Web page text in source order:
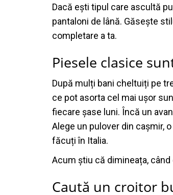
Dacă ești tipul care ascultă
pantaloni de lână. Găsește
completare a ta.
Piesele clasice
După mulți bani cheltuiți pe
ce pot asorta cel mai ușor
fiecare șase luni. Încă un
Alege un pulover din cașmir,
făcuți în Italia.
Acum știu că dimineața,
Caută un croitor